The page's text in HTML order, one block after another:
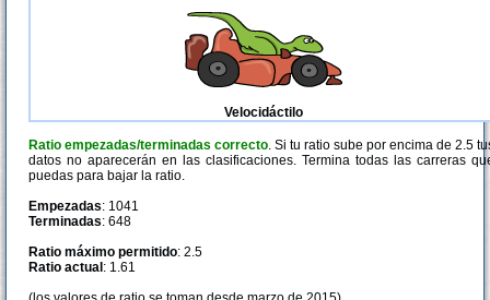
Velocidáctilo
Ratio empezadas/terminadas correcto. Si tu ratio sube por encima de 2.5
datos no aparecerán en las clasificaciones. Termina todas las carreras
puedas para bajar la ratio.
Empezadas: 1041
Terminadas: 648
Ratio máximo permitido: 2.5
Ratio actual : 1.61